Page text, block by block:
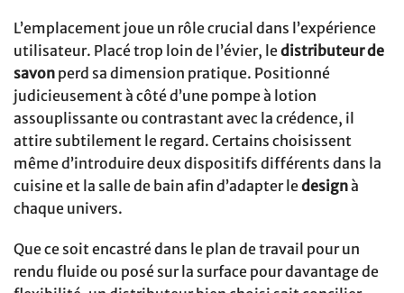
L’emplacement joue un rôle crucial dans l’expérience
utilisateur. Placé trop loin de l’évier, ledistributeur de
savon perd sa dimension pratique. Positionné
judicieusement à côté d’une pompe à lotion
assouplissante ou contrastant avec la crédence, il
attire subtilement le regard. Certains choisissent
même d’introduire deux dispositifs différents dans la
cuisine et la salle de bain afin d’adapter ledesignà
chaque univers.
Que ce soit encastré dans le plan de travail pour un
rendu fluide ou posé sur la surface pour davantage de